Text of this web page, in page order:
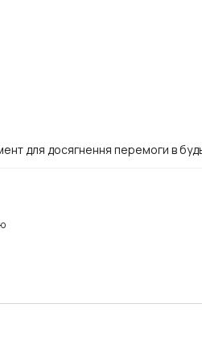
для досягнення перемоги в